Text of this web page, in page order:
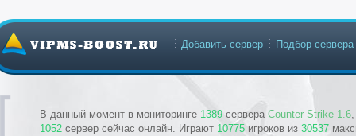
В данный момент в мониторинге 1389 сервера Counter Strike 1.6
1052 сервер сейчас онлайн. Играют 10775 игроков из 30537
Добавить сервер Подбор сервера